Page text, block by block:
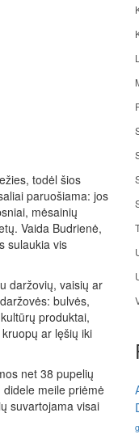
todėl šios
paruošiama: jos
mėsainių
Vaida Budrienė,
sulaukia vis
daržovių, vaisių ar
bulvės,
produktai,
ar lęšių iki
net 38 pupelių
meile priėmė
suvartojama visai